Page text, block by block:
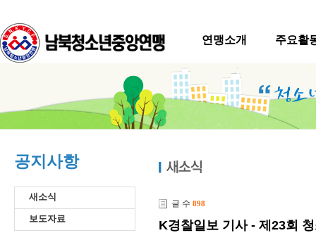
연맹소개 주요활
공지사항
새소식
보도자료
글 수 898
K경찰일보 기사 - 제23회